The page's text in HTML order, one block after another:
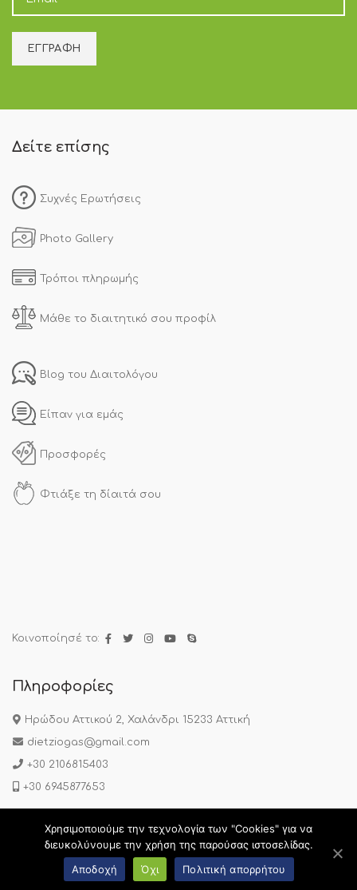
Δείτε επίσης
Συχνές Ερωτήσεις
Photo Gallery
Τρόποι πληρωμής
Μάθε το διαιτητικό σου προφίλ
Blog του Διαιτολόγου
Είπαν για εμάς
Προσφορές
Φτιάξε τη δίαιτά σου
Κοινοποίησέ το:
Πληροφορίες
Ηρώδου Αττικού 2, Χαλάνδρι 15233 Αττική
dietziogas@gmail.com
+30 2106815403
+30 6945877653
Πολιτική Απορρήτου | Όροι Χρήσης| Συχνές Ερωτήσεις
Copyright © 2020 Diaitologos.gr. All Rights Reserved.
Web
Design & development by web-idea.gr
Χρησιμοποιούμε την τεχνολογία των "Cookies" για να
διευκολύνουμε την χρήση της παρούσας ιστοσελίδας.
Αποδοχή
Όχι Πολιτική απορρήτου